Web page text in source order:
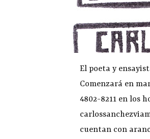
El poeta y
Comenzará en
4802-8211 en los
cuentan con